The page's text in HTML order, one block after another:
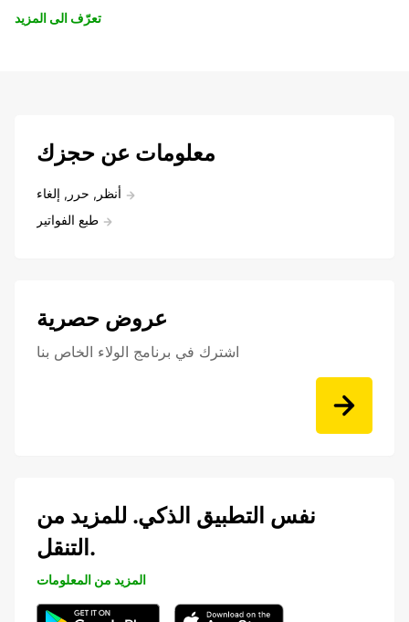
تعرّف الى المزيد
معلومات عن حجزك
أنظر, حرر, إلغاء
طبع الفواتير
عروض حصرية
اشترك في برنامج الولاء الخاص بنا
نفس التطبيق الذكي. للمزيد من
التنقل.
المزيد من المعلومات